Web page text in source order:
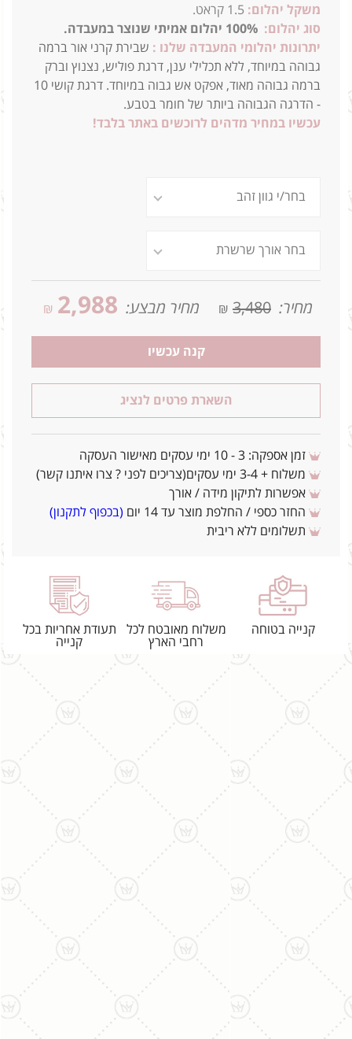
משקל יהלום: 1.5 קראט.
סוג יהלום:
יתרונות יהלומי המעבדה שלנו : שבירת קרני אור ברמה
גבוהה במיוחד, ללא תכלילי ענן, דרגת פוליש, נצנוץ וברק
ברמה גבוהה מאוד, אפקט אש גבוה במיוחד. דרגת קושי 10
- הדרגה הגבוהה ביותר של חומר בטבע.
עכשיו במחיר מדהים לרוכשים באתר בלבד!
מחיר: 3,480
₪ מחיר מבצע: 2,988
₪
קנה עכשיו
השארת פרטים לנציג
זמן אספקה: 3 - 10 ימי עסקים מאישור העסקה
משלוח + 3-4 ימי עסקים(צריכים לפני ? צרו איתנו קשר)
אפשרות לתיקון מידה / אורך
החזר כספי / החלפת מוצר עד 14 יום
(בכפוף לתקנון)
תשלומים ללא ריבית
קנייה בטוחה
משלוח מאובטח לכל
רחבי הארץ
תעודת אחריות בכל
קנייה